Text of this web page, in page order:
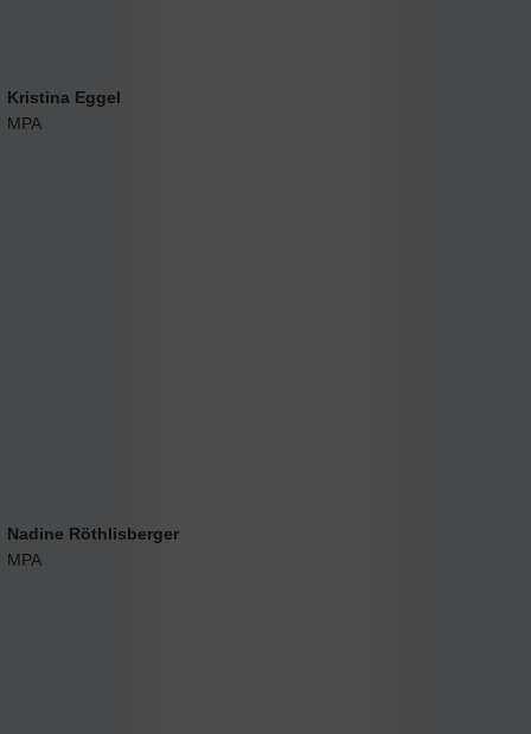
Kristina Eggel
MPA
Nadine Röthlisberger
MPA